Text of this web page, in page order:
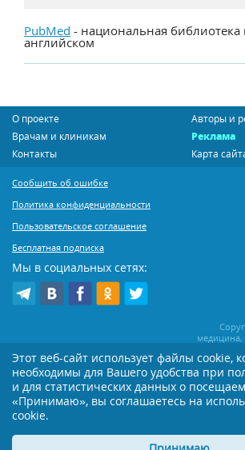
PubMed - национальная
английском
О проекте
Авторы и
Врачам и клиникам
Реклама
Контакты
Карта
Сообщить об ошибке
Политика конфиденциальности
Пользовательское соглашение
Бесплатная подписка
Мы в социальных сетях:
медицина,
Копирование или иное распространение статей
воспрещается. Копирование раздела "Новости"
активной открытой для поисковиков ссылки на
Материалы на сайте представлены в справочных
применением тех или иных рекомендаций
посоветоваться с Вашим лечащим врачом!
Этот веб-сайт использует файлы cookie,
необходимы для Вашего удобства при
и для статистических данных о
«Принимаю», вы соглашаетесь на
cookie.